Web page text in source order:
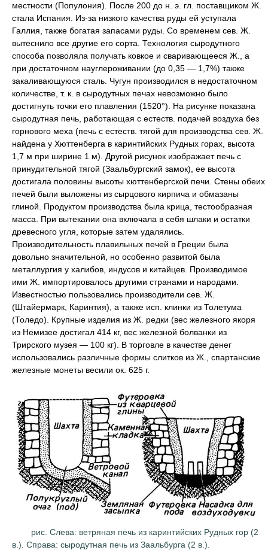
местности (Популония). После 200 до н. э. гл. поставщиком Ж.
стала Испания. Из-за низкого качества руды ей уступала
Галлия, также богатая запасами руды. Со временем сев. Ж.
вытеснило все другие его сорта. Технология сыродутного
способа позволяла получать ковкое и сваривающееся Ж., а
при достаточном науглероживании (до 0,35 — 1,7%) также
закаливающуюся сталь. Чугун производился в недостаточном
количестве, т. к. в сыродутных печах невозможно было
достигнуть точки его плавления (1520°). На рисунке показана
сыродутная печь, работающая с естеств. подачей воздуха без
горнового меха (печь с естеств. тягой для производства сев. Ж.
найдена у Хюттенберга в каринтийских Рудных горах, высота
1,7 м при ширине 1 м). Другой рисунок изображает печь с
принудительной тягой (Заальбургский замок), ее высота
достигала половины высоты хюттенбергской печи. Стены обеих
печей были выложены из сырцового кирпича и обмазаны
глиной. Продуктом производства была крица, тестообразная
масса. При вытекании она включала в себя шлаки и остатки
древесного угля, которые затем удалялись.
Производительность плавильных печей в Греции была
довольно значительной, но особенно развитой была
металлургия у халибов, индусов и китайцев. Производимое
ими Ж. импортировалось другими странами и народами.
Известностью пользовались производители сев. Ж.
(Штайермарк, Каринтия), а также исп. клинки из Толетума
(Толедо). Крупные изделия из Ж. редки (вес железного якоря
из Немизее достигал 414 кг, вес железной болванки из
Трирского музея — 100 кг). В торговле в качестве денег
использовались различные формы слитков из Ж., спартанские
железные монеты весили ок. 625 г.
рис. Слева: ветряная печь из каринтийских Рудных гор (2
в.). Справа: сыродутная печь из Заальбурга (2 в.).